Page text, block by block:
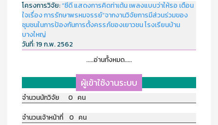
โครงการวิจัย:“ซีดี แสดงการคิดท่าเต้น เพลงแบบว่าให้รอ เตือน
ใจเรื่อง การรักษาพรหมจรรย์”จากงานวิจัยการมีส่วนร่วมของ
ชุมชนในการป้องกันการตั้งครรภ์ของเยาวชน โรงเรียนบ้าน
บางใหญ่
วันที่:19 ก.พ. 2562
.....อ่านทั้งหมด.....
ผู้เข้าใช้งานระบบ
จำนวนนักวิจัย 0 คน
จำนวนเจ้าหน้าที่ 0 คน